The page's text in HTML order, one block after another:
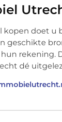
kopen doet u
geschikte
rekening.
dé